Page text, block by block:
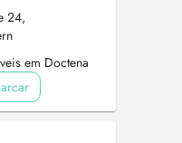
24,
em Doctena